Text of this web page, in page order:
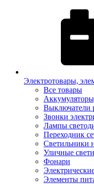
Электротовары,
Все товары
Выключатели
Звонки
Лампы
Переходник
Светильники
Уличные
Фонари
Элементы